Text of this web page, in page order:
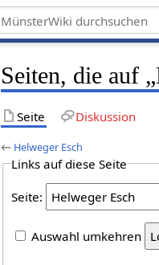
Seiten, die auf
Seite Diskussion
← Helweger Esch
Links auf diese Seite
Seite:
Auswahl umkehren